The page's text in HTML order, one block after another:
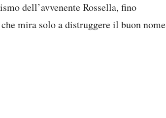
dell’avvenente Rossella, fino
mira solo a distruggere il buon nome